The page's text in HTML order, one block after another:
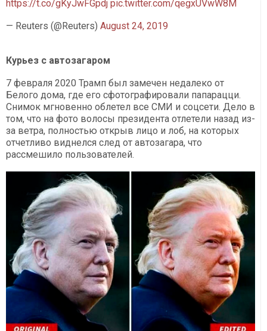
https://t.co/gKyJwFGpdj pic.twitter.com/qegxUVwW8M
— Reuters (@Reuters) August 24, 2019
Курьез с автозагаром
7 февраля 2020 Трамп был замечен недалеко от
Белого дома, где его сфотографировали папарацци.
Снимок мгновенно облетел все СМИ и соцсети. Дело в
том, что на фото волосы президента отлетели назад из-
за ветра, полностью открыв лицо и лоб, на которых
отчетливо виднелся след от автозагара, что
рассмешило пользователей.